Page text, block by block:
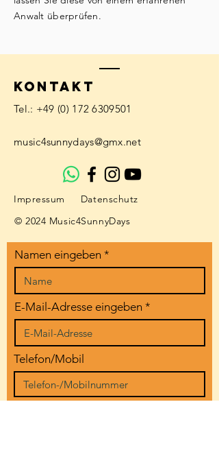
Anwalt überprüfen.
KONTAKT
​​Tel.: +49 (0) 172 6309501
music4sunnydays@gmx.net
Impressum
Datenschutz
© 2024 Music4SunnyDays
Namen eingeben
E-Mail-Adresse eingeben
Telefon/Mobil